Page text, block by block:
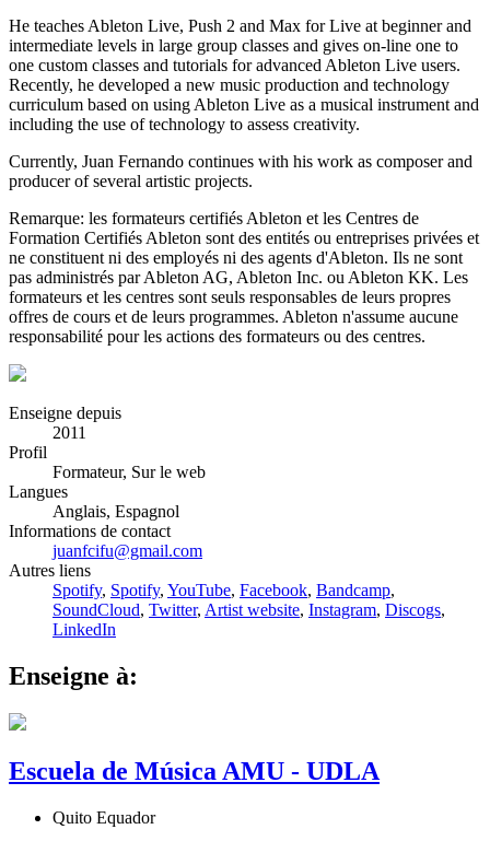
He teaches Ableton Live, Push 2 and Max for Live at beginner and
intermediate levels in large group classes and gives on-line one to
one custom classes and tutorials for advanced Ableton Live users.
Recently, he developed a new music production and technology
curriculum based on using Ableton Live as a musical instrument and
including the use of technology to assess creativity.
Currently, Juan Fernando continues with his work as composer and
producer of several artistic projects.
Remarque: les formateurs certifiés Ableton et les Centres de
Formation Certifiés Ableton sont des entités ou entreprises privées et
ne constituent ni des employés ni des agents d'Ableton. Ils ne sont
pas administrés par Ableton AG, Ableton Inc. ou Ableton KK. Les
formateurs et les centres sont seuls responsables de leurs propres
offres de cours et de leurs programmes. Ableton n'assume aucune
responsabilité pour les actions des formateurs ou des centres.
Enseigne depuis
2011
Profil
Formateur, Sur le web
Langues
Anglais, Espagnol
Informations de contact
juanfcifu@gmail.com
Autres liens
Spotify, Spotify, YouTube, Facebook, Bandcamp,
SoundCloud, Twitter, Artist website, Instagram, Discogs,
LinkedIn
Enseigne à:
Escuela de Música AMU - UDLA
Quito Equador